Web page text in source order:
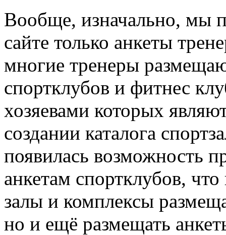
Вообще, изначально, мы
сайте только анкеты
многие тренеры
спортклубов и фитнес
хозяевами которых
создании каталога
появилась возможность
анкетам спортклубов,
залы и комплексы
но и ещё размещать